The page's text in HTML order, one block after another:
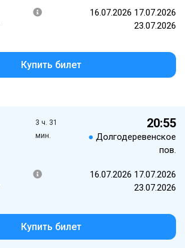
16.07.2026 17.07.2026
23.07.2026
Купить билет
3 ч. 31
мин.
20:55
● Долгодеревенское
пов.
16.07.2026 17.07.2026
23.07.2026
Купить билет